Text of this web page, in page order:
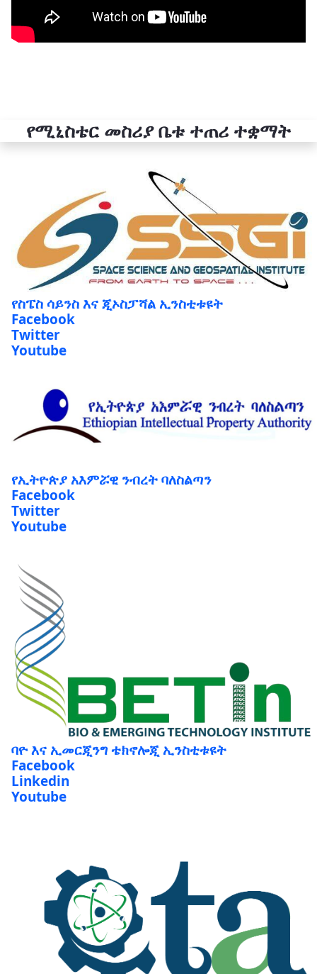
የሚኒስቴር መስሪያ ቤቱ ተጠሪ ተቋማት
የስፔስ ሳይንስ እና ጂኦስፓሻል ኢንስቲቱዩት
Facebook
Twitter
Youtube
የኢትዮጵያ አእምሯዊ ንብረት ባለስልጣን
Facebook
Twitter
Youtube
ባዮ እና ኢመርጂንግ ቴክኖሎጂ ኢንስቲቱዩት
Facebook
Linkedin
Youtube